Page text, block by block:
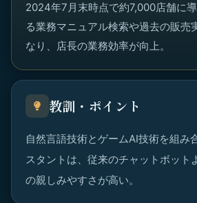
2024年7月末時点で約7,000店舗に
る業務マニュアル検索や過去の販売
なり、店長の業務効率が向上。
教訓・ポイント
自然言語技術とゲームAI技術を組み
スタントは、従来のチャットボット
の親しみやすさが高い。